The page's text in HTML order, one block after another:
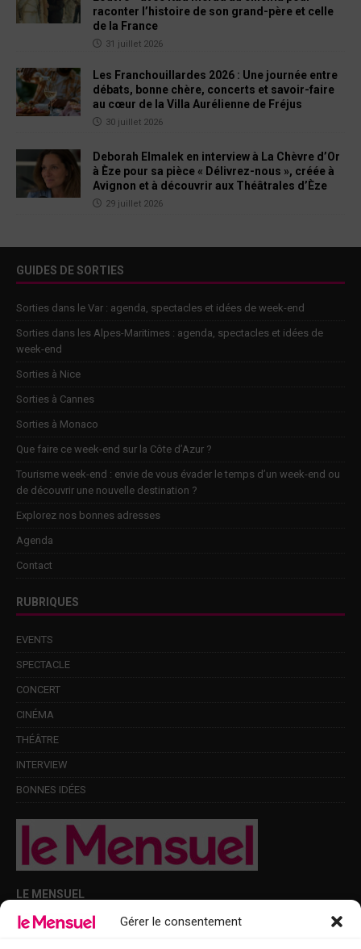
Gérer le consentement
raconter l’histoire de son grand-père et celle
de la France
31 juillet 2026
Les Franchouillardes 2026 : Une journée entre
débats, bonne chère, concerts et savoir-faire
au cœur de la Villa Aurélienne de Fréjus
30 juillet 2026
Deborah Elmalek en interview à La Chèvre d’Or
à Èze pour sa pièce « Délivrez-nous », créée à
Avignon et à découvrir aux Théâtrales d’Èze
29 juillet 2026
GUIDES DE SORTIES
Sorties dans le Var : agenda, spectacles et idées de week-end
Sorties dans les Alpes-Maritimes : agenda, spectacles et idées de
week-end
Sorties à Nice
Sorties à Cannes
Sorties à Monaco
Que faire ce week-end sur la Côte d’Azur ?
Tourisme week-end : envie de vous évader le temps d’un week-end ou
de découvrir une nouvelle destination ?
Explorez nos bonnes adresses
Agenda
Contact
RUBRIQUES
EVENTS
SPECTACLE
CONCERT
CINÉMA
THÉÂTRE
INTERVIEW
BONNES IDÉES
LE MENSUEL
Points de diffusion Var et Alpes-Maritimes : oû trouver Le Mensuel ?